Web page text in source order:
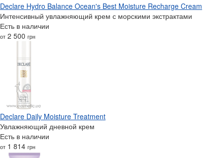
Declare Hydro Balance Ocean's Best Moisture Recharge Cream
Интенсивный увлажняющий крем с морскими экстрактами
Есть в наличии
от 2 500 грн
Declare Daily Moisture Treatment
Увлажняющий дневной крем
Есть в наличии
от 1 814 грн